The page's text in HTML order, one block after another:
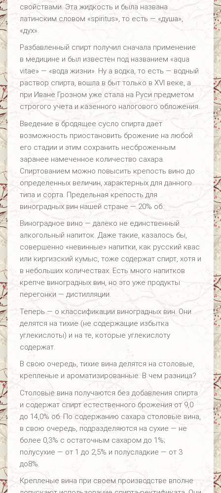
свойствами. Эта жидкость и была названа
латинским словом «spiritus», то есть — «душа»,
«дух».
Разбавленный спирт получил сначала применение
в медицине и был известен под названием «aqua
vitae» — «вода жизни». Ну а водка, то есть — водный
раствор спирта, вошла в быт только в XVI веке, а
при Иване Грозном уже стала на Руси предметом
строгого учета и казенного налогового обложения.
Введение в бродящее сусло спирта дает
возможность приостановить брожение на любой
его стадии и этим сохранить несброженным
заранее намеченное количество сахара.
Спиртованием можно повысить крепость вино до
определенных величин, характерных для данного
типа и сорта. Предельная крепость для
виноградных вин нашей стране — 20% об.
Виноградное вино — далеко не единственный
алкогольный напиток. Даже такие, казалось бы,
совершенно «невинные» напитки, как русский квас
или киргизский кумыс, тоже содержат спирт, хотя и
в небольших количествах. Есть много напитков
крепче виноградных вин, но это уже продукты
перегонки — дистилляции.
Теперь — о классификации виноградных вин. Они
делятся на тихие (не содержащие избытка
углекислоты) и на те, которые углекислоту
содержат.
В свою очередь, тихие вина делятся на столовые,
крепленые и ароматизированные. В чем разница?
Столовые вина получаются без добавления спирта
и содержат спирт естественного брожения от 9,0
до 14,0% об. По содержанию сахара столовые вина,
в свою очередь, подразделяются на сухие — не
более 0,3% с остаточным сахаром до 1%;
полусухие — от 1 до 2,5% и полусладкие — от 3
до8%.
Крепленые вина при своем производстве вполне